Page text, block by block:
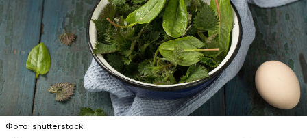
Фото: shutterstock
Опасность же щавеля состоит в том, что он
содержит большое количество щавелевой кислоты,
которая может способствовать образованию